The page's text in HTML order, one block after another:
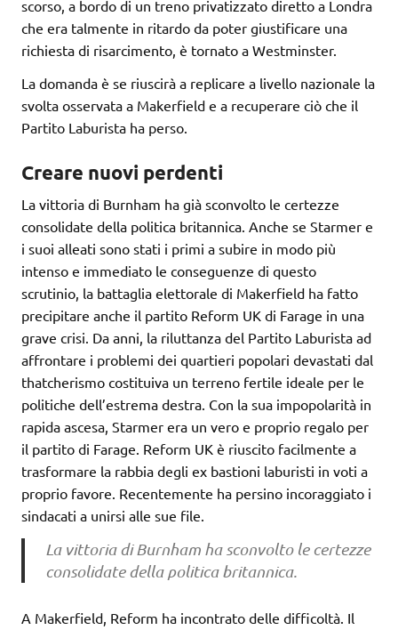
scorso, a bordo di un treno privatizzato diretto a Londra
che era talmente in ritardo da poter giustificare una
richiesta di risarcimento, è tornato a Westminster.
La domanda è se riuscirà a replicare a livello nazionale la
svolta osservata a Makerfield e a recuperare ciò che il
Partito Laburista ha perso.
Creare nuovi perdenti
La vittoria di Burnham ha già sconvolto le certezze
consolidate della politica britannica. Anche se Starmer e
i suoi alleati sono stati i primi a subire in modo più
intenso e immediato le conseguenze di questo
scrutinio, la battaglia elettorale di Makerfield ha fatto
precipitare anche il partito Reform UK di Farage in una
grave crisi. Da anni, la riluttanza del Partito Laburista ad
affrontare i problemi dei quartieri popolari devastati dal
thatcherismo costituiva un terreno fertile ideale per le
politiche dell’estrema destra. Con la sua impopolarità in
rapida ascesa, Starmer era un vero e proprio regalo per
il partito di Farage. Reform UK è riuscito facilmente a
trasformare la rabbia degli ex bastioni laburisti in voti a
proprio favore. Recentemente ha persino incoraggiato i
sindacati a unirsi alle sue file.
La vittoria di Burnham ha sconvolto le certezze
consolidate della politica britannica.
A Makerfield, Reform ha incontrato delle difficoltà. Il